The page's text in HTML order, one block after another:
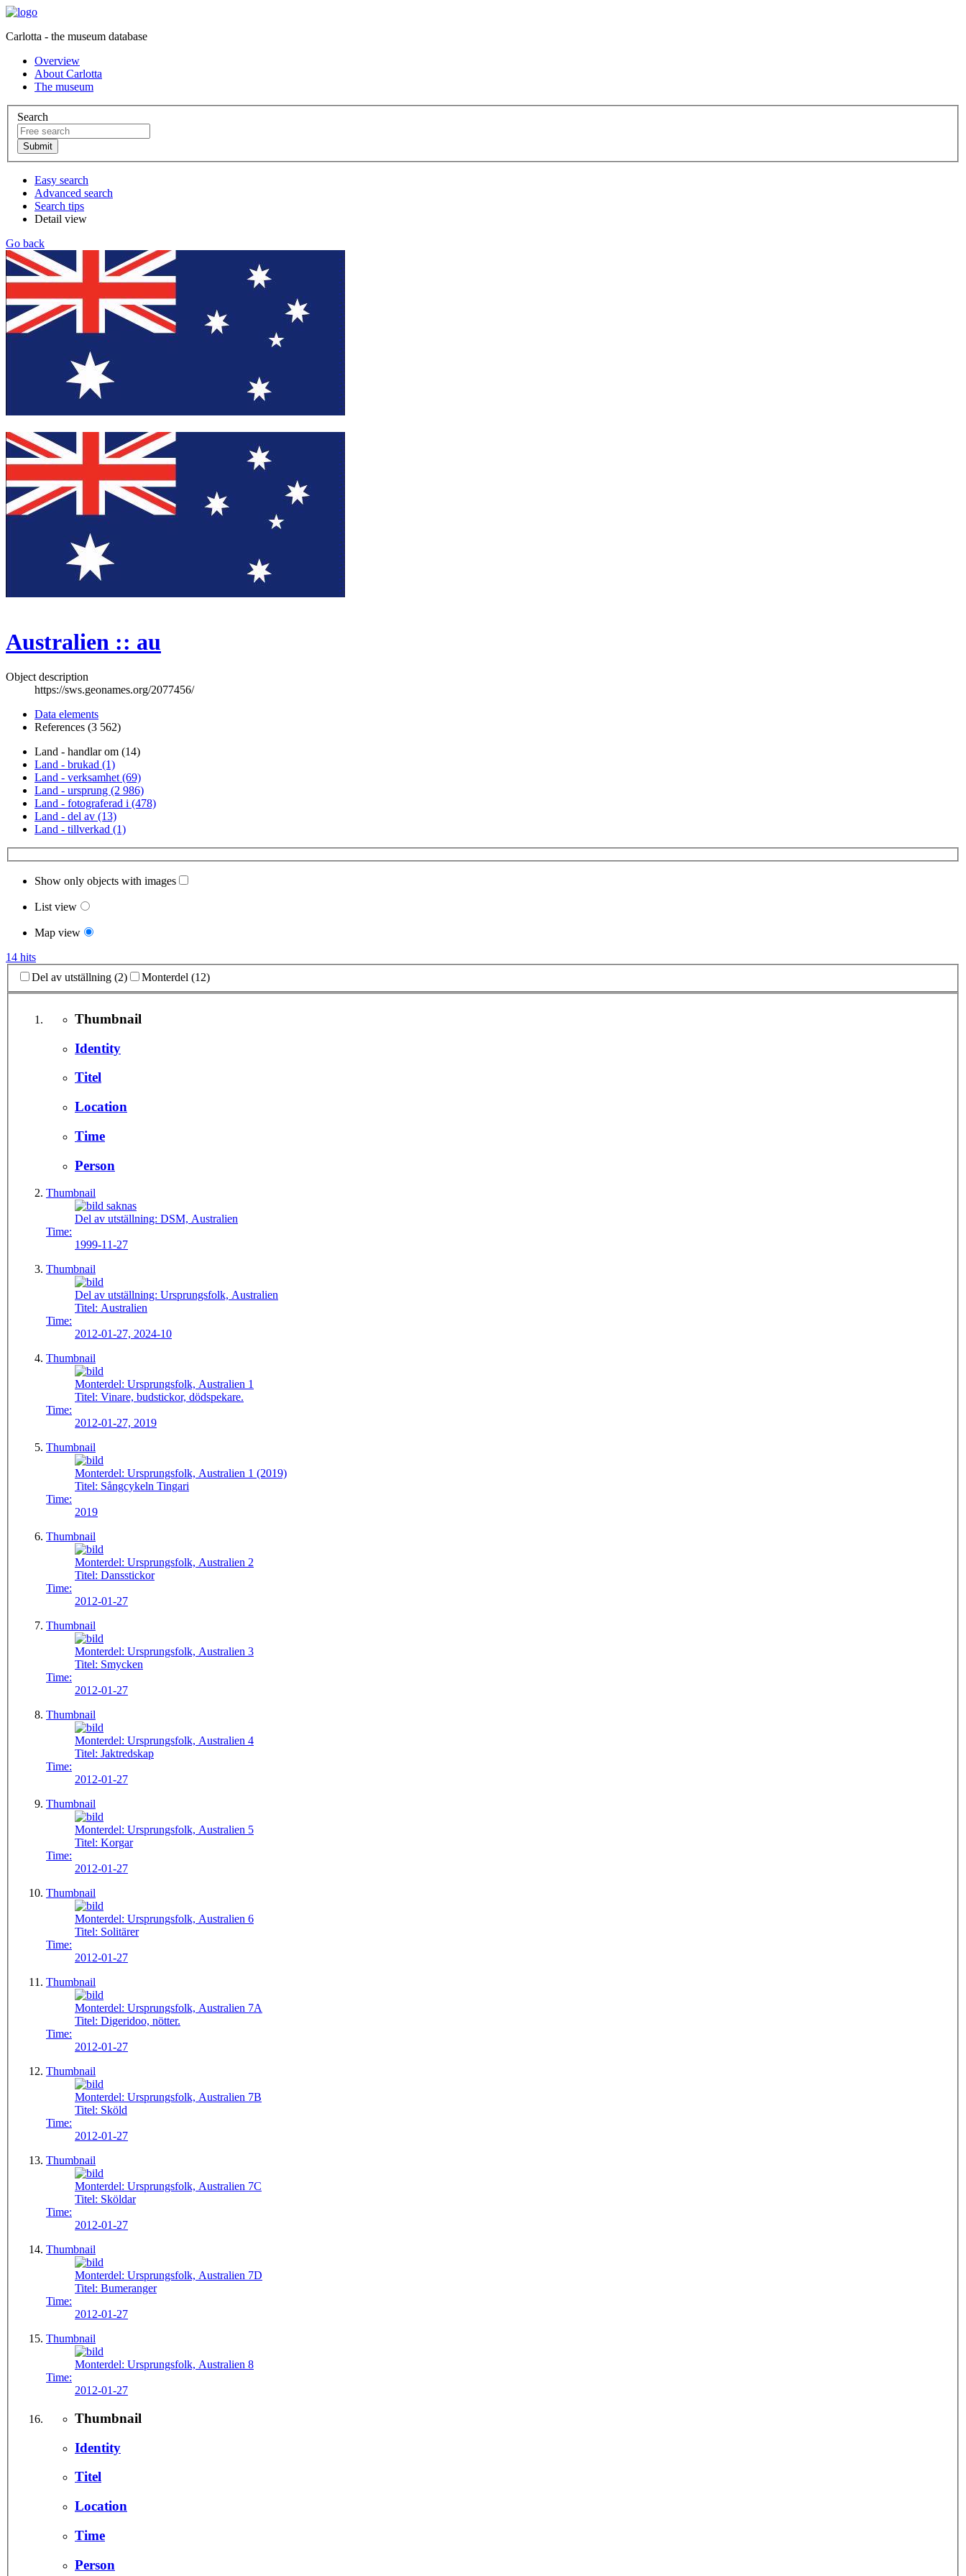
Carlotta - the museum database
Overview
About Carlotta
The museum
Search
Easy search
Advanced search
Search tips
Detail view
Go back
Australien :: au
Object description
https://sws.geonames.org/2077456/
Data elements
References (3 562)
Land - handlar om (14)
Land - brukad (1)
Land - verksamhet (69)
Land - ursprung (2 986)
Land - fotograferad i (478)
Land - del av (13)
Land - tillverkad (1)
Show only objects with images
List view
Map view
14 hits
Del av utställning (2)
Monterdel (12)
Thumbnail
Identity
Titel
Location
Time
Person
Thumbnail
Del av utställning: DSM, Australien
Time:
1999-11-27
Thumbnail
Del av utställning: Ursprungsfolk, Australien
Titel: Australien
Time:
2012-01-27, 2024-10
Thumbnail
Monterdel: Ursprungsfolk, Australien 1
Titel: Vinare, budstickor, dödspekare.
Time:
2012-01-27, 2019
Thumbnail
Monterdel: Ursprungsfolk, Australien 1 (2019)
Titel: Sångcykeln Tingari
Time:
2019
Thumbnail
Monterdel: Ursprungsfolk, Australien 2
Titel: Dansstickor
Time:
2012-01-27
Thumbnail
Monterdel: Ursprungsfolk, Australien 3
Titel: Smycken
Time:
2012-01-27
Thumbnail
Monterdel: Ursprungsfolk, Australien 4
Titel: Jaktredskap
Time:
2012-01-27
Thumbnail
Monterdel: Ursprungsfolk, Australien 5
Titel: Korgar
Time:
2012-01-27
Thumbnail
Monterdel: Ursprungsfolk, Australien 6
Titel: Solitärer
Time:
2012-01-27
Thumbnail
Monterdel: Ursprungsfolk, Australien 7A
Titel: Digeridoo, nötter.
Time:
2012-01-27
Thumbnail
Monterdel: Ursprungsfolk, Australien 7B
Titel: Sköld
Time:
2012-01-27
Thumbnail
Monterdel: Ursprungsfolk, Australien 7C
Titel: Sköldar
Time:
2012-01-27
Thumbnail
Monterdel: Ursprungsfolk, Australien 7D
Titel: Bumeranger
Time:
2012-01-27
Thumbnail
Monterdel: Ursprungsfolk, Australien 8
Time:
2012-01-27
Thumbnail
Identity
Titel
Location
Time
Person